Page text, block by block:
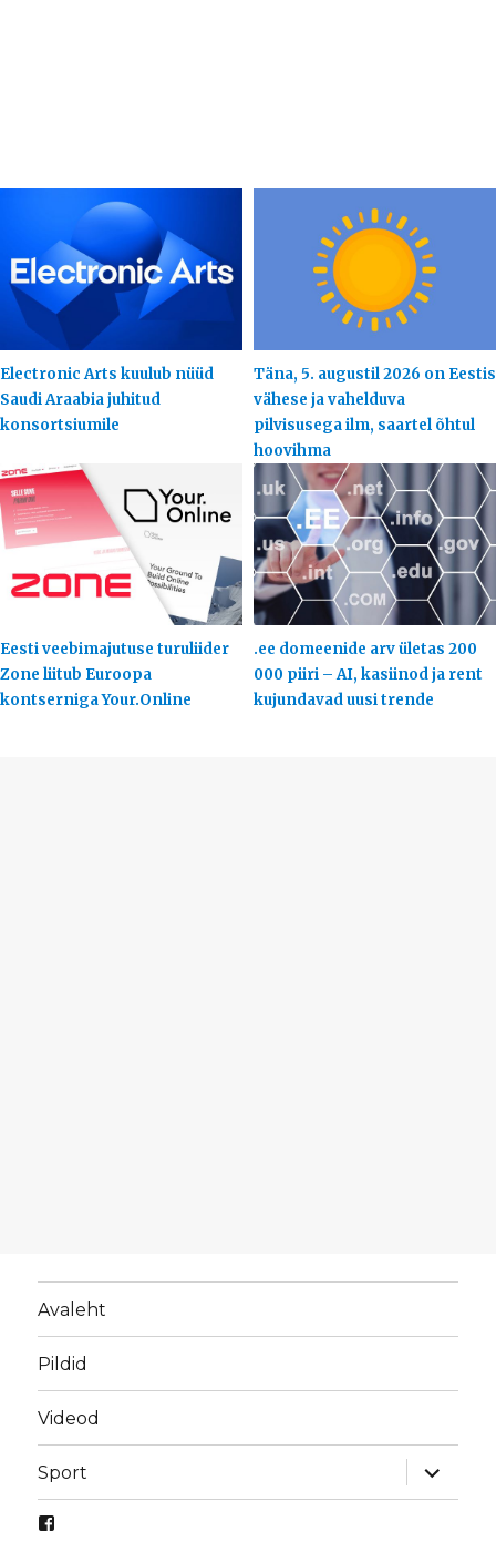
Electronic Arts kuulub nüüd
Saudi Araabia juhitud
konsortsiumile
Täna, 5. augustil 2026 on Eestis
vähese ja vahelduva
pilvisusega ilm, saartel õhtul
hoovihma
Eesti veebimajutuse turuliider
Zone liitub Euroopa
kontserniga Your.Online
.ee domeenide arv ületas 200
000 piiri – AI, kasiinod ja rent
kujundavad uusi trende
Avaleht
Pildid
Videod
Sport
laienda